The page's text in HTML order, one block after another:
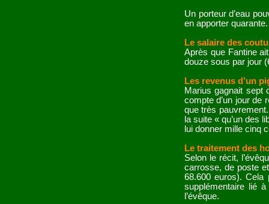
Un porteur d’eau
en apporter quarante.
Le salaire des
Après que Fantine
douze sous par jour
Les revenus d’un
Marius gagnait sept
compte d’un jour de
que très
la suite « qu’un des
lui donner mille cinq
Le traitement des
Selon le récit,
carrosse, de poste
68.600 euros). Cela
supplémentaire lié
l’évêque.